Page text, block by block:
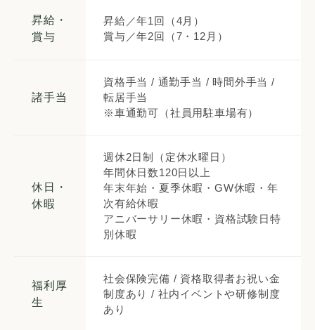
昇給・
賞与
昇給／年1回（4月）
賞与／年2回（7・12月）
諸手当
資格手当 / 通勤手当 / 時間外手当 /
転居手当
※車通勤可（社員用駐車場有）
休日・
休暇
週休2日制（定休水曜日）
年間休日数120日以上
年末年始・夏季休暇・GW休暇・年
次有給休暇
アニバーサリー休暇・資格試験日特
別休暇
福利厚
生
社会保険完備 / 資格取得者お祝い金
制度あり / 社内イベントや研修制度
あり